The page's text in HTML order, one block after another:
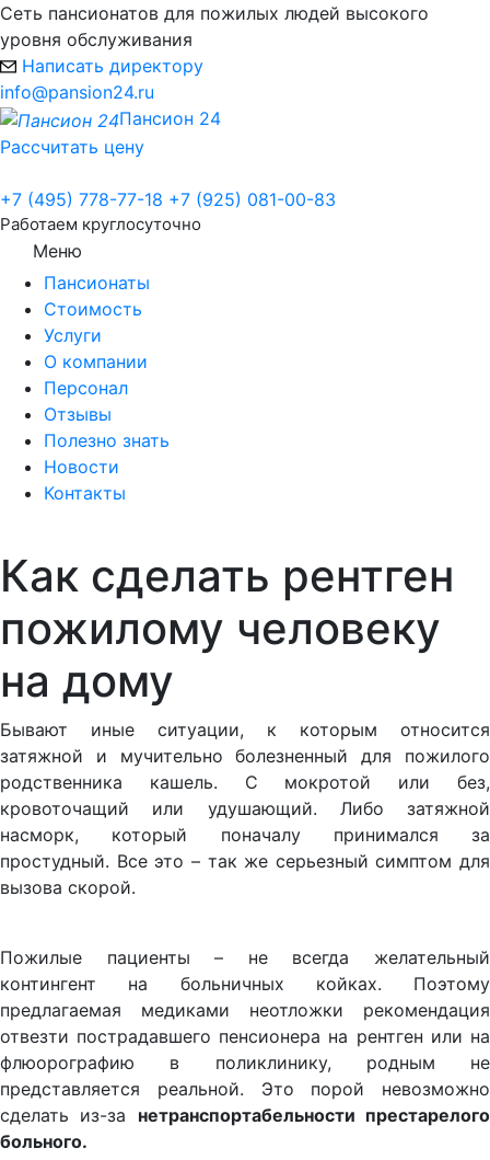
Сеть пансионатов для пожилых людей высокого
уровня обслуживания
Написать директору
info@pansion24.ru
Пансион 24
Рассчитать цену
+7 (495) 778-77-18 +7 (925) 081-00-83
Работаем круглосуточно
Меню
Пансионаты
Стоимость
Услуги
О компании
Персонал
Отзывы
Полезно знать
Новости
Контакты
Как сделать рентген
пожилому человеку
на дому
Бывают иные ситуации, к которым относится
затяжной и мучительно болезненный для пожилого
родственника кашель. С мокротой или без,
кровоточащий или удушающий. Либо затяжной
насморк, который поначалу принимался за
простудный. Все это – так же серьезный симптом для
вызова скорой.
Пожилые пациенты – не всегда желательный
контингент на больничных койках. Поэтому
предлагаемая медиками неотложки рекомендация
отвезти пострадавшего пенсионера на рентген или на
флюорографию в поликлинику, родным не
представляется реальной. Это порой невозможно
сделать из-за нетранспортабельности престарелого
больного.